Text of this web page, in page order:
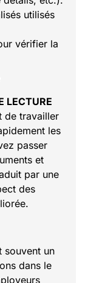
utilisés
vérifier la
LECTURE
de travailler
les
passer
et
par une
des
souvent un
dans le